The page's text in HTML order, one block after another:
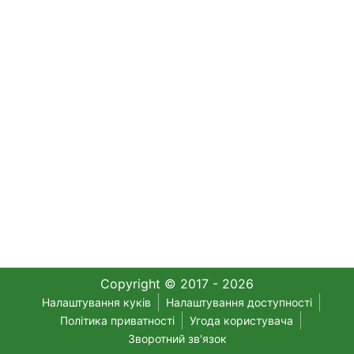
Copyright © 2017 - 2026
Налаштування куків
Налаштування доступності
Політика приватності
Угода користувача
Зворотний зв'язок